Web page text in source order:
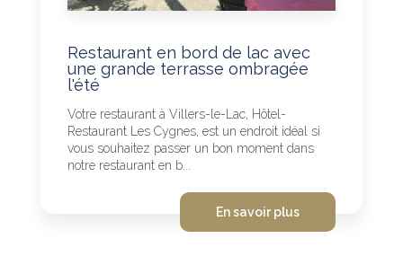
Restaurant en bord de lac avec
une grande terrasse ombragée
l'été
Votre restaurant à Villers-le-Lac, Hôtel-
Restaurant Les Cygnes, est un endroit idéal si
vous souhaitez passer un bon moment dans
notre restaurant en b...
En savoir plus